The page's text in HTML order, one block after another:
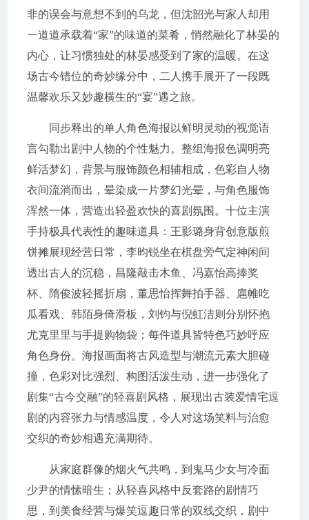
非的误会与意想不到的乌龙，但沈韶光与家人却用
一道道承载着“家”的味道的菜肴，悄然融化了林晏的
内心，让习惯独处的林晏感受到了家的温暖。在这
场古今错位的奇妙缘分中，二人携手展开了一段既
温馨欢乐又妙趣横生的“宴”遇之旅。
同步释出的单人角色海报以鲜明灵动的视觉语
言勾勒出剧中人物的个性魅力。整组海报色调明亮
鲜活梦幻，背景与服饰颜色相辅相成，色彩自人物
衣间流淌而出，晕染成一片梦幻光晕，与角色服饰
浑然一体，营造出轻盈欢快的喜剧氛围。十位主演
手持极具代表性的趣味道具：王影璐身背创意版煎
饼摊展现经营日常，李昀锐坐在棋盘旁气定神闲间
透出古人的沉稳，昌隆敲击木鱼、冯嘉怡高捧奖
杯、隋俊波轻摇折扇，董思怡挥舞拍手器、扈帷吃
瓜看戏、韩陌身倚滑板，刘钧与倪虹洁则分别怀抱
尤克里里与手提购物袋；每件道具皆特色巧妙呼应
角色身份。海报画面将古风造型与潮流元素大胆碰
撞，色彩对比强烈、构图活泼生动，进一步强化了
剧集“古今交融”的轻喜剧风格，展现出古装爱情宅逗
剧的内容张力与情感温度，令人对这场笑料与治愈
交织的奇妙相遇充满期待。
从家庭群像的烟火气共鸣，到鬼马少女与冷面
少尹的情愫暗生；从轻喜风格中反套路的剧情巧
思，到美食经营与爆笑逗趣日常的双线交织，剧中